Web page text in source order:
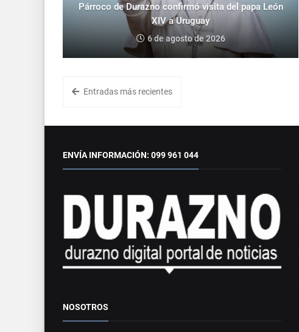
Párroco de Durazno confirmó visita del papa León
XIV a Uruguay
6 de agosto de 2026
Entradas más recientes
ENVÍA INFORMACIÓN: 099 961 044
NOSOTROS